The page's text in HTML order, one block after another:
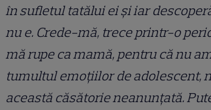
în sufletul tatălui ei și iar
nu e. Crede-mă, trece printr-o
mă rupe ca mamă, pentru că nu
tumultul emoțiilor de adolescent,
această căsătorie neanunțată.